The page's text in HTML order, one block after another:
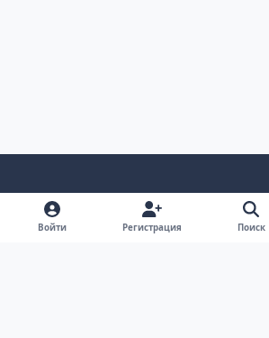
Светлый режим
Темный режим
Системные предпочтения
Войти Регистрация Поиск